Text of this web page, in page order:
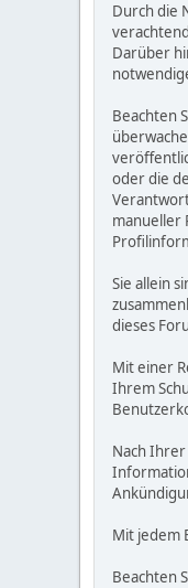
Durch die
Darüber
Beachten
oder die
manueller
Sie allein
dieses
Mit einer
Ihrem
Nach
Mit jedem
Beachten